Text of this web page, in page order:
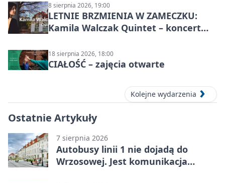
8 sierpnia 2026, 19:00
LETNIE BRZMIENIA W ZAMECZKU:
Kamila Walczak Quintet – koncert
18 sierpnia 2026, 18:00
CIAŁOŚĆ – zajęcia otwarte
Kolejne wydarzenia
Ostatnie Artykuły
7 sierpnia 2026
Autobusy linii 1 nie dojadą do
Wrzosowej. Jest komunikacja